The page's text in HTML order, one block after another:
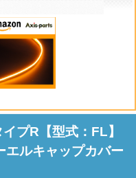
プR【型式：FL】
エルキャップカバー